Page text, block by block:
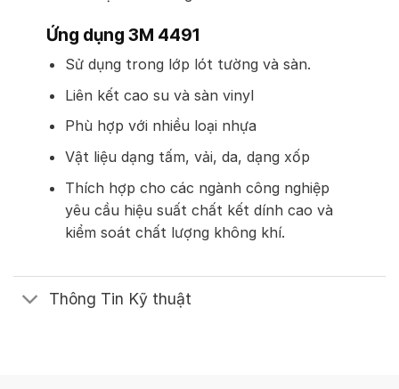
Ứng dụng 3M 4491
Sử dụng trong lớp lót tường và sàn.
Liên kết cao su và sàn vinyl
Phù hợp với nhiều loại nhựa
Vật liệu dạng tấm, vải, da, dạng xốp
Thích hợp cho các ngành công nghiệp
yêu cầu hiệu suất chất kết dính cao và
kiểm soát chất lượng không khí.
Thông Tin Kỹ thuật